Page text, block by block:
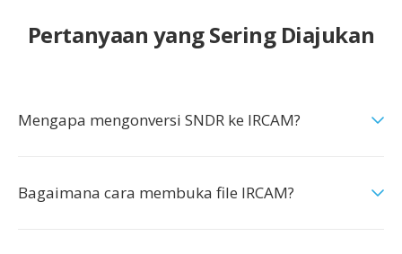
Pertanyaan yang Sering Diajukan
Mengapa mengonversi SNDR ke IRCAM?
Bagaimana cara membuka file IRCAM?